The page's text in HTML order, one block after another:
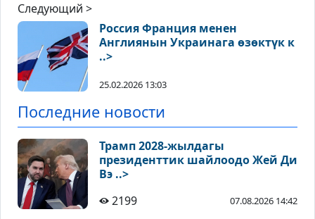
Следующий >
Россия Франция менен
Англиянын Украинага өзөктүк к
..>
25.02.2026 13:03
Последние новости
Трамп 2028-жылдагы
президенттик шайлоодо Жей Ди
Вэ ..>
2199
07.08.2026 14:42